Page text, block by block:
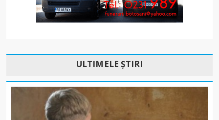
ULTIMELE ȘTIRI